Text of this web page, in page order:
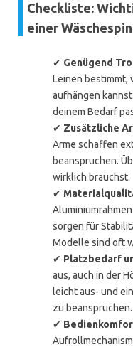
Checkliste:
einer
✔ Genügend
Leinen bestimmt,
aufhängen
deinem Bedarf
✔ Zusätzliche
Arme schaffen
beanspruchen.
wirklich brauchst.
✔
sorgen für
Modelle sind oft
✔ Platzbedarf
aus, auch in der
leicht aus- und
zu beanspruchen.
✔